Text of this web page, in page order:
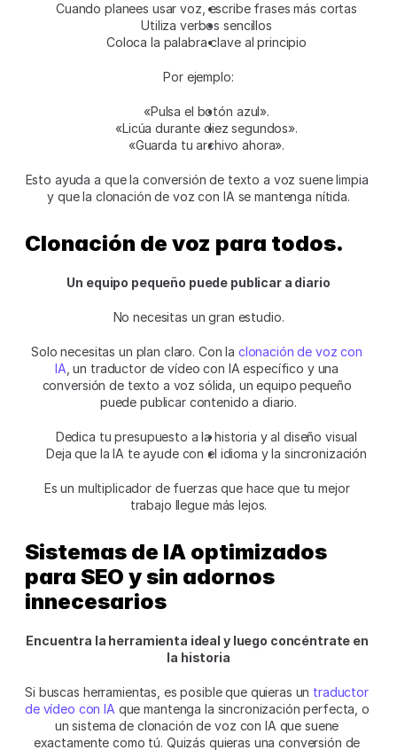
Cuando planees usar voz, escribe frases más cortas
Utiliza verbos sencillos
Coloca la palabra clave al principio
Por ejemplo:
«Pulsa el botón azul».
«Licúa durante diez segundos».
«Guarda tu archivo ahora».
Esto ayuda a que la conversión de texto a voz suene limpia
y que la clonación de voz con IA se mantenga nítida.
Clonación de voz para todos.
Un equipo pequeño puede publicar a diario
No necesitas un gran estudio.
Solo necesitas un plan claro. Con la clonación de voz con
IA , un traductor de vídeo con IA específico y una
conversión de texto a voz sólida, un equipo pequeño
puede publicar contenido a diario.
Dedica tu presupuesto a la historia y al diseño visual
Deja que la IA te ayude con el idioma y la sincronización
Es un multiplicador de fuerzas que hace que tu mejor
trabajo llegue más lejos.
Sistemas de IA optimizados
para SEO y sin adornos
innecesarios
Encuentra la herramienta ideal y luego concéntrate en
la historia
Si buscas herramientas, es posible que quieras un traductor
de vídeo con IA que mantenga la sincronización perfecta, o
un sistema de clonación de voz con IA que suene
exactamente como tú. Quizás quieras una conversión de